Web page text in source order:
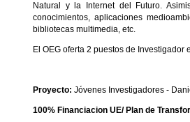
Natural y la Internet del Futuro.
conocimientos, aplicaciones
bibliotecas multimedia, etc.
El OEG oferta 2 puestos de
Proyecto: Jóvenes Investigadores -
100% Financiacion UE/ Plan de